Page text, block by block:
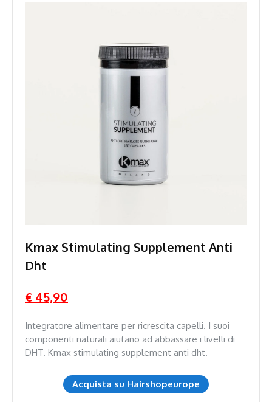
Kmax Stimulating Supplement Anti
Dht
€ 45,90
Integratore alimentare per ricrescita capelli. I suoi
componenti naturali aiutano ad abbassare i livelli di
DHT. Kmax stimulating supplement anti dht.
Acquista su Hairshopeurope